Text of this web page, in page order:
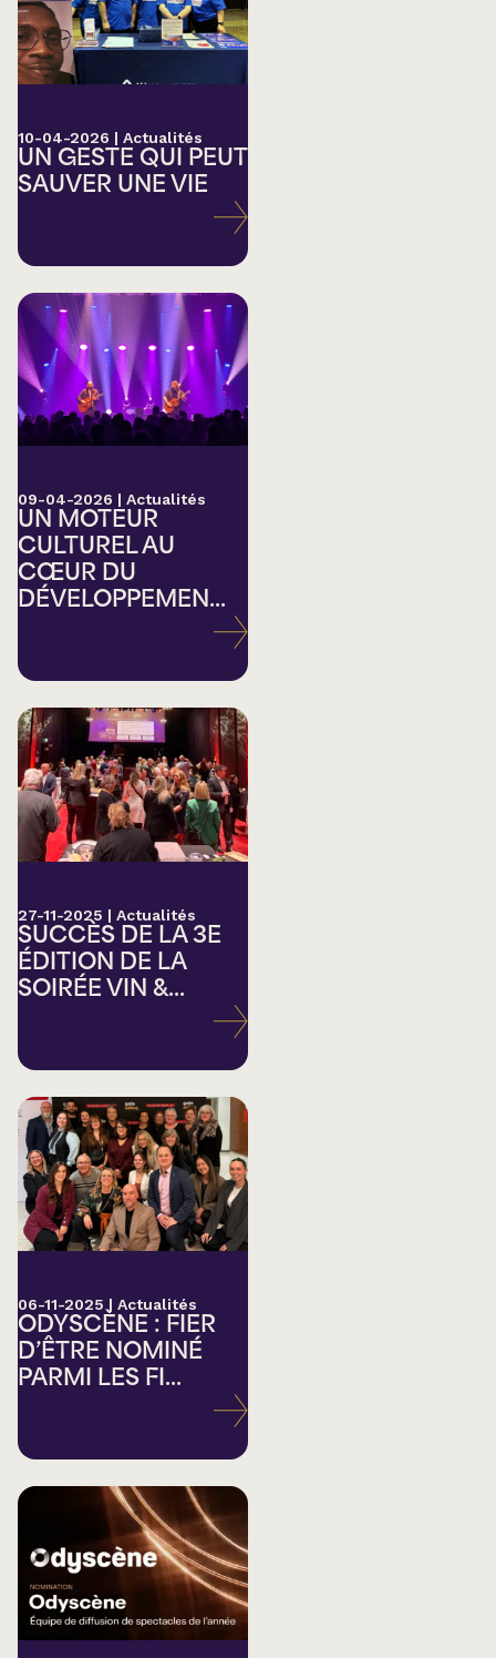
10-04-2026 | Actualités
UN GESTE QUI PEUT
SAUVER UNE VIE
09-04-2026 | Actualités
UN MOTEUR
CULTUREL AU
CŒUR DU
DÉVELOPPEMEN...
27-11-2025 | Actualités
SUCCÈS DE LA 3E
ÉDITION DE LA
SOIRÉE VIN &...
06-11-2025 | Actualités
ODYSCÈNE : FIER
D’ÊTRE NOMINÉ
PARMI LES FI...